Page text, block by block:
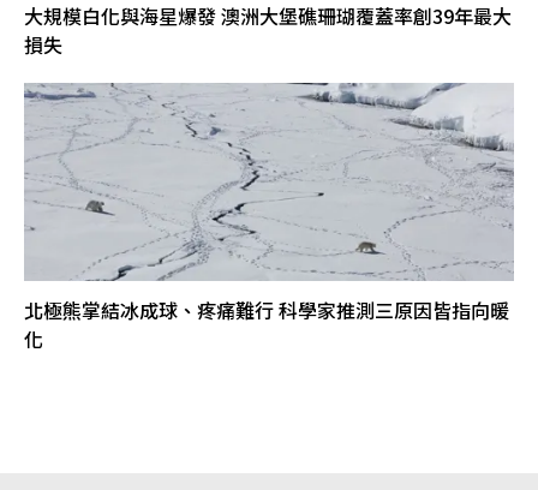
大規模白化與海星爆發 澳洲大堡礁珊瑚覆蓋率創39年最大
損失
北極熊掌結冰成球、疼痛難行 科學家推測三原因皆指向暖
化